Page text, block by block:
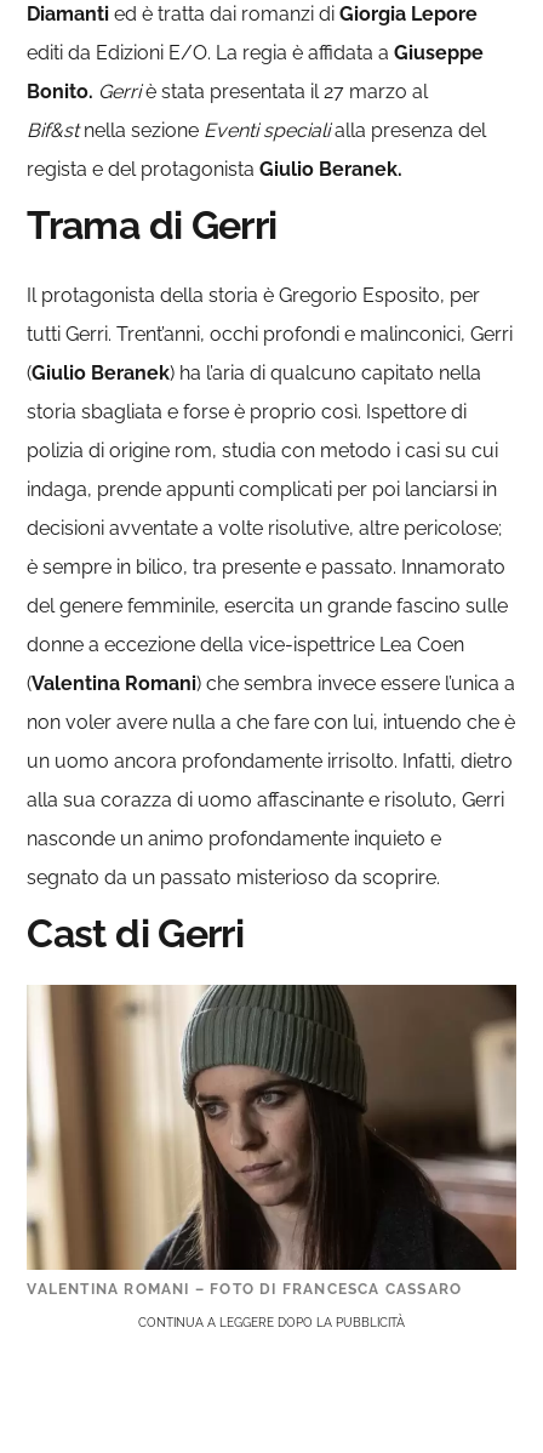
Diamanti ed è tratta dai romanzi diGiorgia Lepore
editi da Edizioni E/O. La regia è affidata aGiuseppe
Bonito. Gerriè stata presentata il 27 marzo al
Bif&stnella sezione Eventi specialialla presenza del
regista e del protagonistaGiulio Beranek.
Trama di Gerri
Il protagonista della storia è Gregorio Esposito, per
tutti Gerri. Trent’anni, occhi profondi e malinconici, Gerri
(Giulio Beranek) ha l’aria di qualcuno capitato nella
storia sbagliata e forse è proprio così. Ispettore di
polizia di origine rom, studia con metodo i casi su cui
indaga, prende appunti complicati per poi lanciarsi in
decisioni avventate a volte risolutive, altre pericolose;
è sempre in bilico, tra presente e passato. Innamorato
del genere femminile, esercita un grande fascino sulle
donne a eccezione della vice-ispettrice Lea Coen
(Valentina Romani) che sembra invece essere l’unica a
non voler avere nulla a che fare con lui, intuendo che è
un uomo ancora profondamente irrisolto. Infatti, dietro
alla sua corazza di uomo affascinante e risoluto, Gerri
nasconde un animo profondamente inquieto e
segnato da un passato misterioso da scoprire.
Cast di Gerri
VALENTINA ROMANI – FOTO DI FRANCESCA CASSARO
CONTINUA A LEGGERE DOPO LA PUBBLICITÀ